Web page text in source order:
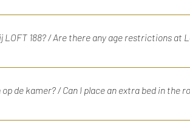
LOFT 188 is non-smoking.
188? / Are there any age restrictions at
reserveren en verblijven dien je 18 jaar of
de kamer? / Can I place an extra bed in the
extra bed te plaatsten op de kamer. It is